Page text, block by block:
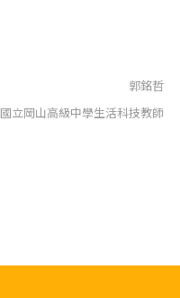
郭銘哲
國立岡山高級中學生活科技教師